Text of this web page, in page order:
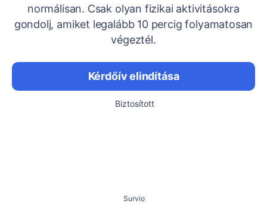
normálisan. Csak olyan fizikai aktivitásokra
gondolj, amiket legalább 10 percig folyamatosan
végeztél.
Kérdőív elindítása
Biztosított
Survio